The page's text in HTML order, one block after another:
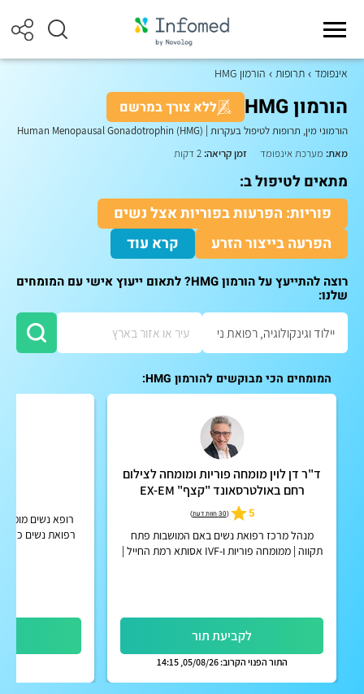
אינפומד תרופות הורמון HMG
הורמון HMG ללא צורך במרשם
הורמוני מין, תרופות לטיפול בעקרות Human Menopausal Gonadotrophin (HMG)
מאת: מערכת אינפומד זמן קריאה:
מתאים לטיפול ב:
פוריות: הפרעות בפוריות אצל נשים
הפרעה בייצור הזרע
קרא עוד
רוצה להתייעץ על הורמון HMG? לתאום ייעוץ אישי עם המומחים
שלנו:
המומחים הכי מבוקשים להורמון HMG:
ד"ר דן לוין מומחה פוריות ומומחה לצילום
רחם באולטרסאונד "קצף" EX-EM
5
(30 חוות דעת )
מנהל מרכז רפואת נשים באם המושבות פתח
תקווה | ממומחה פוריות ו-IVF אסותא רמת החייל |
לקביעת תור
התור הפנוי הקרוב: 05/08/26, 14:15
רופא נשים מומחה
רפואת נשים